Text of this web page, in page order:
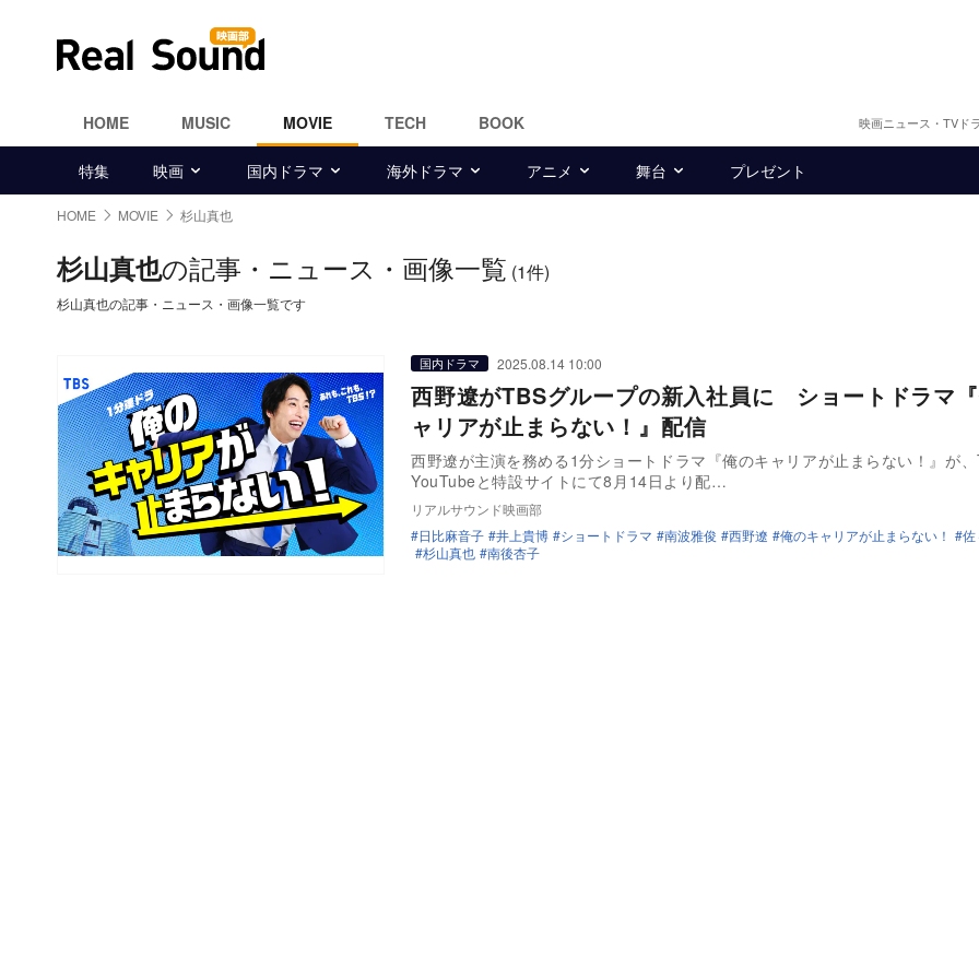
HOME MUSIC MOVIE TECH BOOK 映画ニュース・TVド
特集 映画 国内ドラマ 海外ドラマ アニメ 舞台 プレゼント
HOME MOVIE 杉山真也
杉山真也の記事・ニュース・画像一覧 (1件)
杉山真也の記事・ニュース・画像一覧です
国内ドラマ 2025.08.14 10:00
西野遼がTBSグループの新入社員に ショートドラマ
ャリアが止まらない！』配信
西野遼が主演を務める1分ショートドラマ『俺のキャリアが止まらない！』が
YouTubeと特設サイトにて8月14日より配…
リアルサウンド映画部
日比麻音子
井上貴博 ショートドラマ 南波雅俊 西野遼 俺のキャリアが止まらない！
佐
杉山真也
南後杏子